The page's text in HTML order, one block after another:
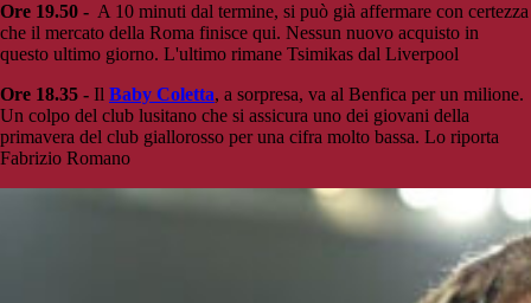
Ore 19.50 - A 10 minuti dal termine, si può già affermare con certezza
che il mercato della Roma finisce qui. Nessun nuovo acquisto in
questo ultimo giorno. L'ultimo rimane Tsimikas dal Liverpool
Ore 18.35 - Il Baby Coletta, a sorpresa, va al Benfica per un milione.
Un colpo del club lusitano che si assicura uno dei giovani della
primavera del club giallorosso per una cifra molto bassa. Lo riporta
Fabrizio Romano